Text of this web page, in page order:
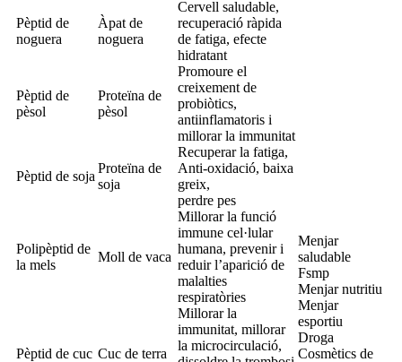
Pèptid de
noguera
Àpat de
noguera
Cervell saludable,
recuperació ràpida
de fatiga, efecte
hidratant
Menjar
saludable
Fsmp
Menjar nutritiu
Menjar
esportiu
Droga
Cosmètics de
Pèptid de
pèsol
Proteïna de
pèsol
Promoure el
creixement de
probiòtics,
antiinflamatoris i
millorar la immunitat
Pèptid de soja
Proteïna de
soja
Recuperar la fatiga,
Anti-oxidació, baixa
greix,
perdre pes
Polipèptid de
la mels
Moll de vaca
Millorar la funció
immune cel·lular
humana, prevenir i
reduir l’aparició de
malalties
respiratòries
Pèptid de cuc Cuc de terra
Millorar la
immunitat, millorar
la microcirculació,